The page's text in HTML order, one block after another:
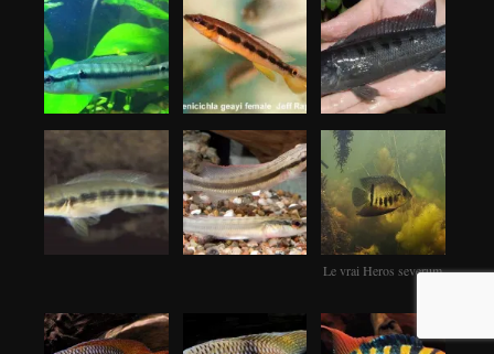
Le vrai Heros severum